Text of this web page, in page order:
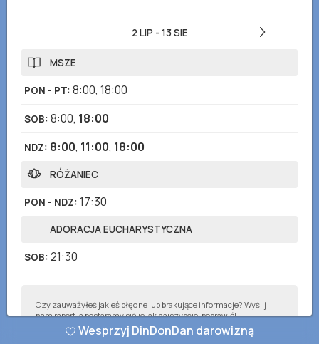
2 LIP - 13 SIE
MSZE
PON - PT: 8:00, 18:00
SOB: 8:00, 18:00
NDZ: 8:00, 11:00, 18:00
RÓŻANIEC
PON - NDZ: 17:30
ADORACJA EUCHARYSTYCZNA
SOB: 21:30
Czy zauważyłeś jakieś błędne lub brakujące informacje? Wyślij
nam raport, a postaramy się je jak najszybciej poprawić!
Wesprzyj DinDonDan darowizną